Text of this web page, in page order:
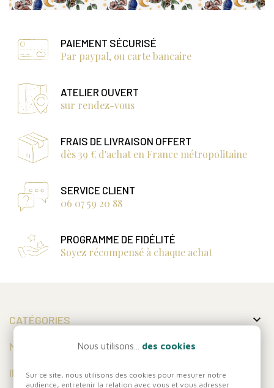
PAIEMENT SÉCURISÉ
Par paypal, ou carte bancaire
ATELIER OUVERT
sur rendez-vous
FRAIS DE LIVRAISON OFFERT
dès 39 € d'achat en France métropolitaine
SERVICE CLIENT
06 07 59 20 88
PROGRAMME DE FIDÉLITÉ
Soyez récompensé à chaque achat
CATÉGORIES 
MON COMPTE
INFORMATIONS
Nous utilisons... des cookies
Sur ce site, nous utilisons des cookies pour mesurer notre
audience, entretenir la relation avec vous et vous adresser